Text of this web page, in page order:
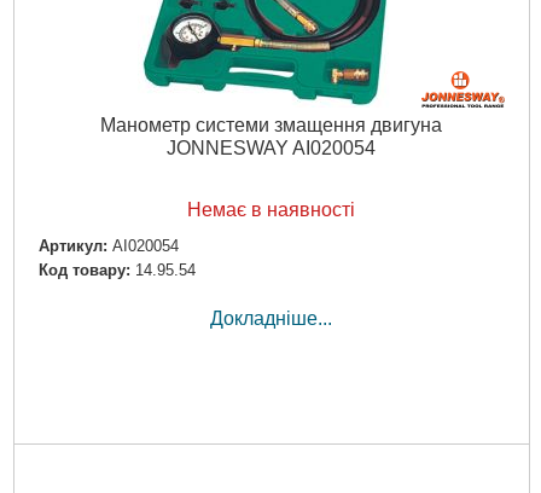
Манометр системи змащення двигуна
JONNESWAY AI020054
Немає в наявності
Артикул: AI020054
Код товару: 14.95.54
Докладніше...